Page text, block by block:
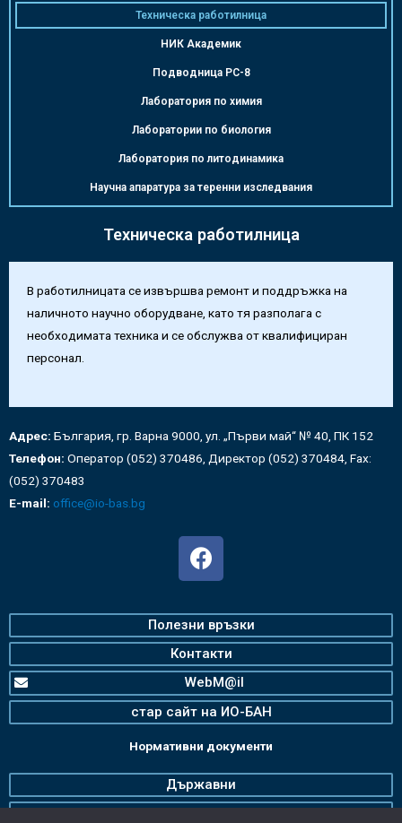
Техническа работилница
НИК Академик
Подводница РС-8
Лаборатория по химия
Лаборатории по биология
Лаборатория по литодинамика
Научна апаратура за теренни изследвания
Техническа работилница
В работилницата се извършва ремонт и поддръжка на
наличното научно оборудване, като тя разполага с
необходимата техника и се обслужва от квалифициран
персонал.
Адрес: България, гр. Варна 9000, ул. „Първи май“ № 40, ПК 152
Телефон: Оператор (052) 370486, Директор (052) 370484, Fax:
(052) 370483
E-mail: office@io-bas.bg
Полезни връзки
Контакти
WebM@il
стар сайт на ИО-БАН
Нормативни документи
Държавни
Българска Академия на Науките